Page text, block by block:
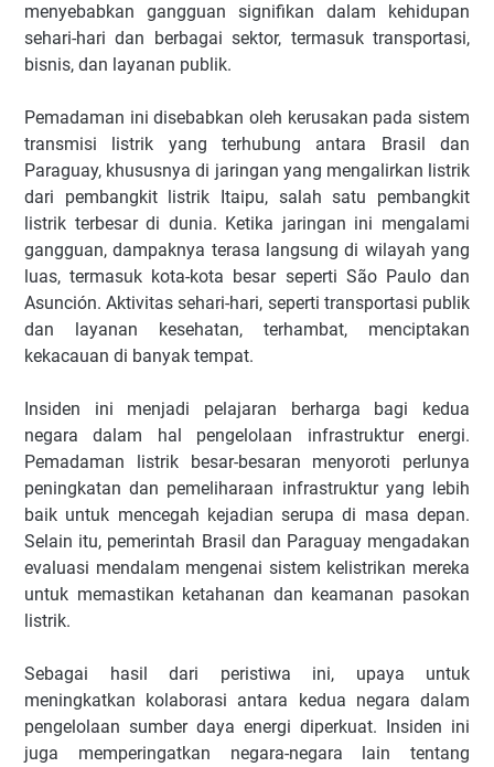
menyebabkan gangguan signifikan dalam kehidupan
sehari-hari dan berbagai sektor, termasuk transportasi,
bisnis, dan layanan publik.
Pemadaman ini disebabkan oleh kerusakan pada sistem
transmisi listrik yang terhubung antara Brasil dan
Paraguay, khususnya di jaringan yang mengalirkan listrik
dari pembangkit listrik Itaipu, salah satu pembangkit
listrik terbesar di dunia. Ketika jaringan ini mengalami
gangguan, dampaknya terasa langsung di wilayah yang
luas, termasuk kota-kota besar seperti São Paulo dan
Asunción. Aktivitas sehari-hari, seperti transportasi publik
dan layanan kesehatan, terhambat, menciptakan
kekacauan di banyak tempat.
Insiden ini menjadi pelajaran berharga bagi kedua
negara dalam hal pengelolaan infrastruktur energi.
Pemadaman listrik besar-besaran menyoroti perlunya
peningkatan dan pemeliharaan infrastruktur yang lebih
baik untuk mencegah kejadian serupa di masa depan.
Selain itu, pemerintah Brasil dan Paraguay mengadakan
evaluasi mendalam mengenai sistem kelistrikan mereka
untuk memastikan ketahanan dan keamanan pasokan
listrik.
Sebagai hasil dari peristiwa ini, upaya untuk
meningkatkan kolaborasi antara kedua negara dalam
pengelolaan sumber daya energi diperkuat. Insiden ini
juga memperingatkan negara-negara lain tentang